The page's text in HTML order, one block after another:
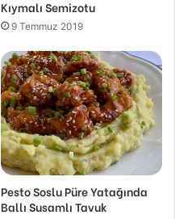
Kıymalı Semizotu
9 Temmuz 2019
Pesto Soslu Püre Yatağında
Ballı Susamlı Tavuk